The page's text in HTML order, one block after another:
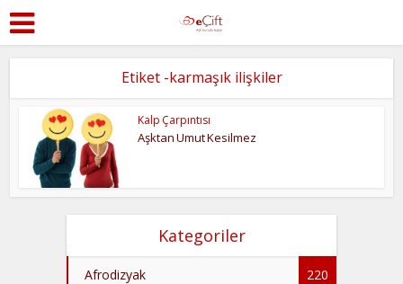
Etiket -karmaşık ilişkiler
Kalp Çarpıntısı
Aşktan Umut Kesilmez
Kategoriler
Afrodizyak 220